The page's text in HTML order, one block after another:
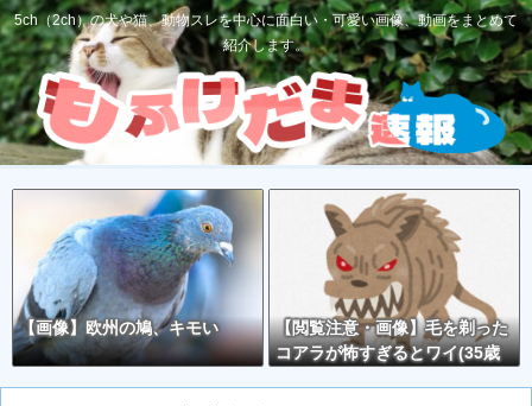
5ch（2ch）の犬や猫、動物スレを中心に面白い・可愛い画像、動画をまとめて
紹介します。
【画像】欧州の鳩、キモい
【閲覧注意・画像】毛を剃った
コアラが怖すぎるとワイ(35歳